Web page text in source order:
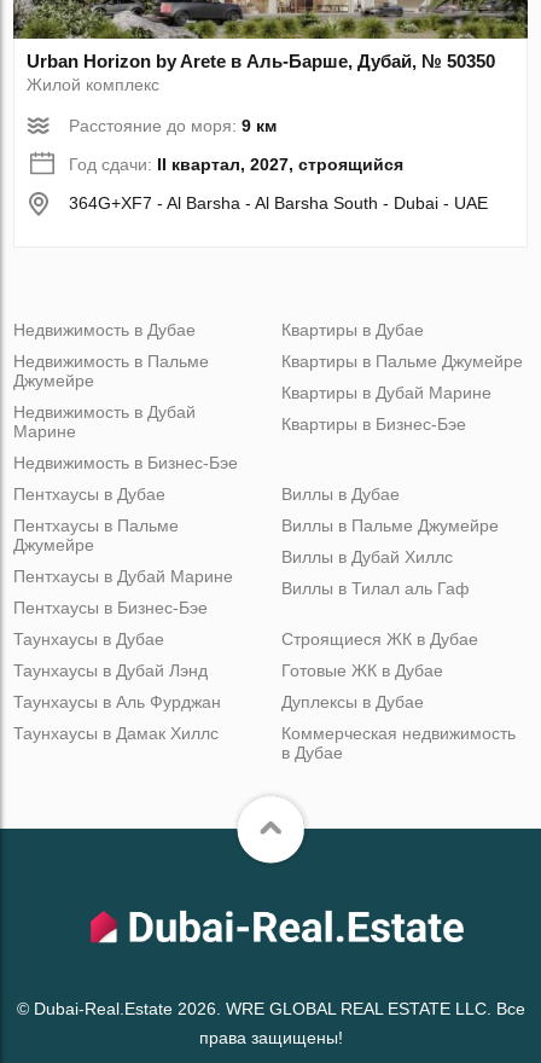
Urban Horizon by Arete в Аль-Барше, Дубай, № 50350
Жилой комплекс
Расстояние до моря:9 км
Год сдачи: II квартал, 2027, строящийся
364G+XF7 - Al Barsha - Al Barsha South - Dubai - UAE
Недвижимость в Дубае
Недвижимость в Пальме
Джумейре
Недвижимость в Дубай
Марине
Недвижимость в Бизнес-Бэе
Квартиры в Дубае
Квартиры в Пальме Джумейре
Квартиры в Дубай Марине
Квартиры в Бизнес-Бэе
Пентхаусы в Дубае
Пентхаусы в Пальме
Джумейре
Пентхаусы в Дубай Марине
Пентхаусы в Бизнес-Бэе
Виллы в Дубае
Виллы в Пальме Джумейре
Виллы в Дубай Хиллс
Виллы в Тилал аль Гаф
Таунхаусы в Дубае
Таунхаусы в Дубай Лэнд
Таунхаусы в Аль Фурджан
Таунхаусы в Дамак Хиллс
Строящиеся ЖК в Дубае
Готовые ЖК в Дубае
Дуплексы в Дубае
Коммерческая недвижимость
в Дубае
© Dubai-Real.Estate 2026. WRE GLOBAL REAL ESTATE LLC. Все
права защищены!